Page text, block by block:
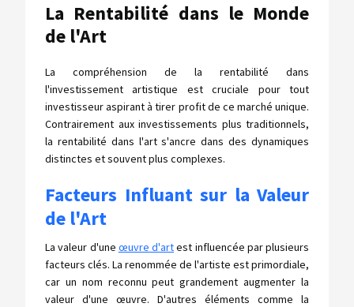
La Rentabilité dans le Monde
de l'Art
La compréhension de la rentabilité dans
l'investissement artistique est cruciale pour tout
investisseur aspirant à tirer profit de ce marché unique.
Contrairement aux investissements plus traditionnels,
la rentabilité dans l'art s'ancre dans des dynamiques
distinctes et souvent plus complexes.
Facteurs Influant sur la Valeur
de l'Art
La valeur d'une œuvre d'artest influencée par plusieurs
facteurs clés. La renommée de l'artiste est primordiale,
car un nom reconnu peut grandement augmenter la
valeur d'une œuvre. D'autres éléments comme la